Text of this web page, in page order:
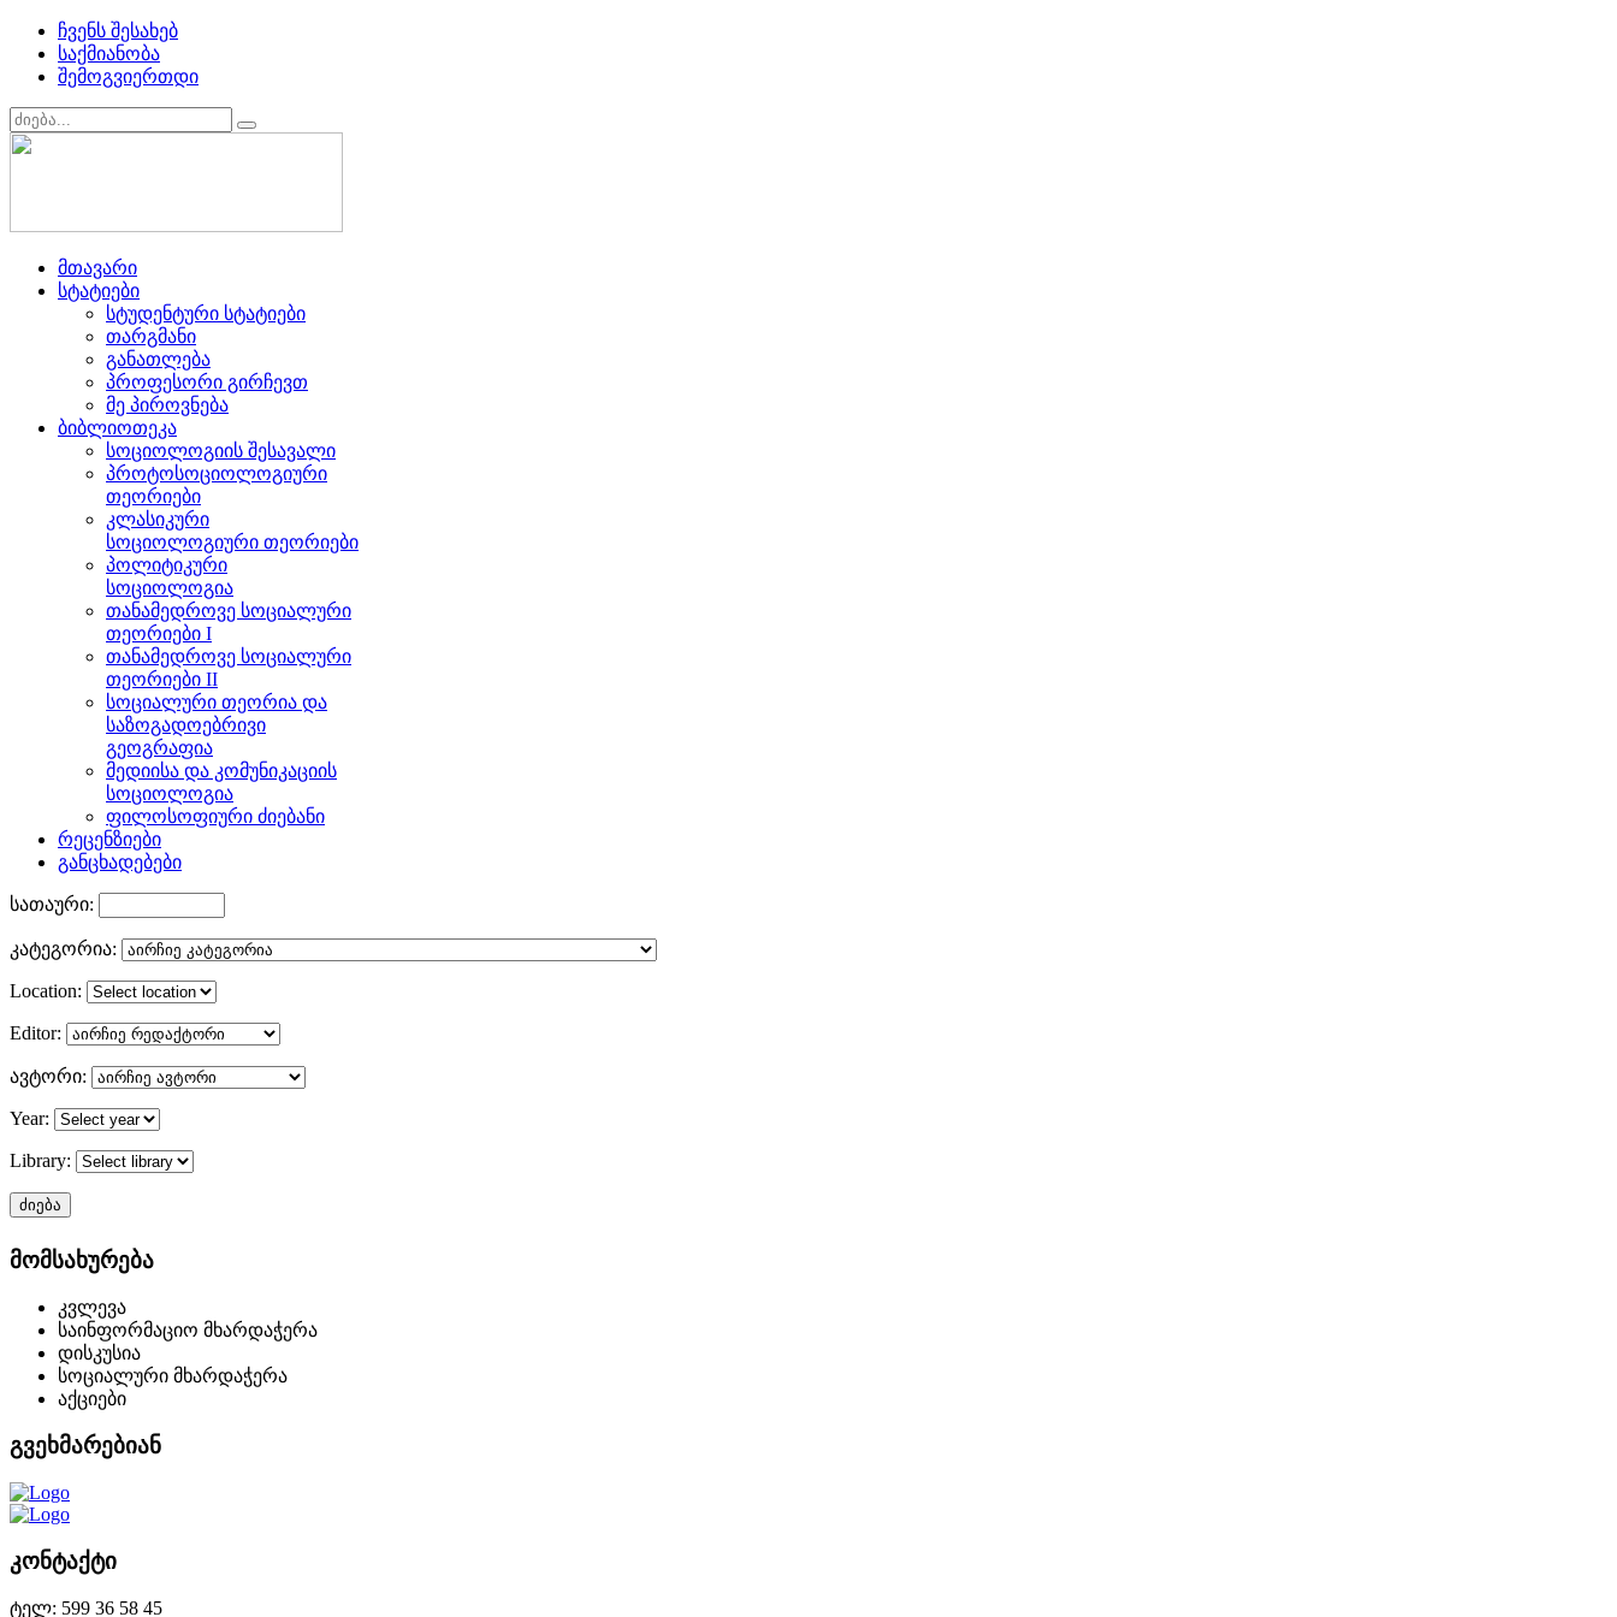
ჩვენს შესახებ
საქმიანობა
შემოგვიერთდი
მთავარი
სტატიები
სტუდენტური სტატიები
თარგმანი
განათლება
პროფესორი გირჩევთ
მე პიროვნება
ბიბლიოთეკა
სოციოლოგიის შესავალი
პროტოსოციოლოგიური
თეორიები
კლასიკური
სოციოლოგიური თეორიები
პოლიტიკური
სოციოლოგია
თანამედროვე სოციალური
თეორიები I
თანამედროვე სოციალური
თეორიები II
სოციალური თეორია და
საზოგადოებრივი
გეოგრაფია
მედიისა და კომუნიკაციის
სოციოლოგია
ფილოსოფიური ძიებანი
რეცენზიები
განცხადებები
სათაური:
კატეგორია:
Location:
Editor:
ავტორი:
Year:
Library:
ძიება
მომსახურება
კვლევა
საინფორმაციო მხარდაჭერა
დისკუსია
სოციალური მხარდაჭერა
აქციები
გვეხმარებიან
კონტაქტი
ტელ: 599 36 58 45